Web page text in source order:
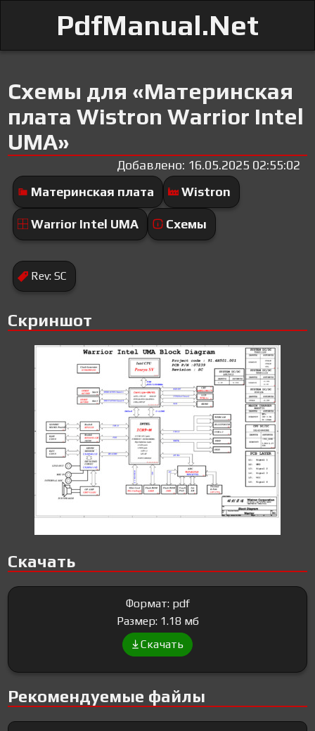
PdfManual.Net
Схемы для «Материнская
плата Wistron Warrior Intel
UMA»
Добавлено: 16.05.2025 02:55:02
Материнская плата
Wistron
Warrior Intel UMA Схемы
Rev: SC
Скриншот
Скачать
Формат: pdf
Размер: 1.18 мб
Скачать
Рекомендуемые файлы